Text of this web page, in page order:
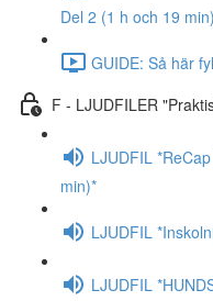
Del 2 (1 h och 19
GUIDE: Så här
F - LJUDFILER
LJUDFIL
min)*
LJUDFIL
LJUDFIL